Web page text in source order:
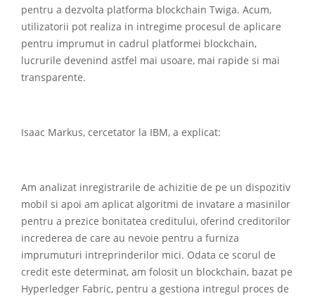
pentru a dezvolta platforma blockchain Twiga. Acum,
utilizatorii pot realiza in intregime procesul de aplicare
pentru imprumut in cadrul platformei blockchain,
lucrurile devenind astfel mai usoare, mai rapide si mai
transparente.
Isaac Markus, cercetator la IBM, a explicat:
Am analizat inregistrarile de achizitie de pe un dispozitiv
mobil si apoi am aplicat algoritmi de invatare a masinilor
pentru a prezice bonitatea creditului, oferind creditorilor
increderea de care au nevoie pentru a furniza
imprumuturi intreprinderilor mici. Odata ce scorul de
credit este determinat, am folosit un blockchain, bazat pe
Hyperledger Fabric, pentru a gestiona intregul proces de